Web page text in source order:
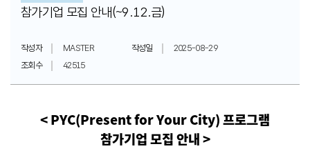
참가기업 모집 안내(~9.12.금)
작성자 MASTER 작성일
2025-08-29
조회수
42515
< PYC(Present for Your City) 프로그램
참가기업 모집 안내 >